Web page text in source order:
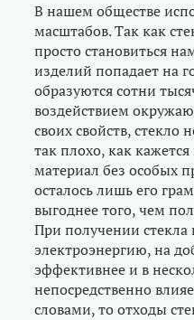
В нашем обществе
масштабов. Так как
просто становиться
изделий попадает на
образуются сотни
воздействием
своих свойств, стекло
так плохо, как
материал без особых
осталось лишь его
выгоднее того, чем
При получении
электроэнергию, на
эффективнее и в
непосредственно
словами, то отходы